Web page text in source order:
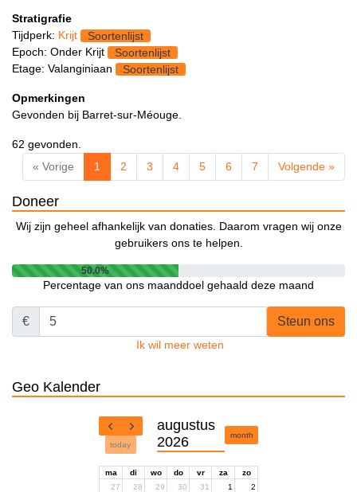
Stratigrafie
Tijdperk: Krijt
Soortenlijst
Epoch: Onder Krijt
Soortenlijst
Etage: Valanginiaan
Soortenlijst
Opmerkingen
Gevonden bij Barret-sur-Méouge.
62 gevonden.
« Vorige
1 2 3 4 5 6 7 Volgende »
Doneer
Wij zijn geheel afhankelijk van donaties. Daarom vragen wij onze
gebruikers ons te helpen.
50.0%
Percentage van ons maanddoel gehaald deze maand
€ Steun ons
Ik wil meer weten
Geo Kalender
today
augustus
2026
month
ma di wo do vr za
zo
27
28 29 30 31 1 2